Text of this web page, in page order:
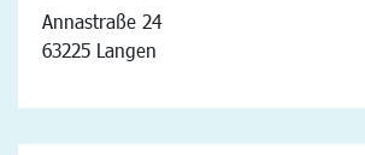
Annastraße 24
63225 Langen